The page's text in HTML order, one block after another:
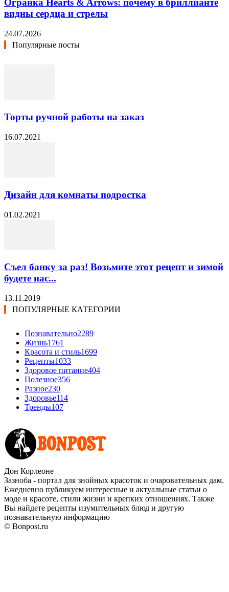
Огранка Hearts & Arrows: почему в бриллианте
видны сердца и стрелы
24.07.2026
Популярные посты
Торты ручной работы на заказ
16.07.2021
Дизайн для комнаты подростка
01.02.2021
Съел банку за раз! Возьмите этот рецепт и зимой
будете нас...
13.11.2019
ПОПУЛЯРНЫЕ КАТЕГОРИИ
Познавательно2289
Жизнь1761
Красота и стиль1699
Рецепты1033
Здоровое питание404
Полезное356
Разное230
Здоровье114
Тренды107
Дон Корлеоне
Зазноба - портал для знойных красоток и очаровательных дам.
Ежедневно публикуем интересные и актуальные статьи о
моде и красоте, стили жизни и крепких отношениях. Также
Вы найдете рецепты изумительных блюд и другую
познавательную информацию
© Bonpost.ru